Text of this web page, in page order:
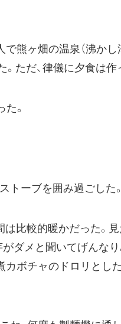
ヶ畑の温泉（沸かし
ただ、律儀に夕食は作
。
トーブを囲み過ごした。
比較的暖かだった。
ダメと聞いてげんな
ボチャのドロリとした